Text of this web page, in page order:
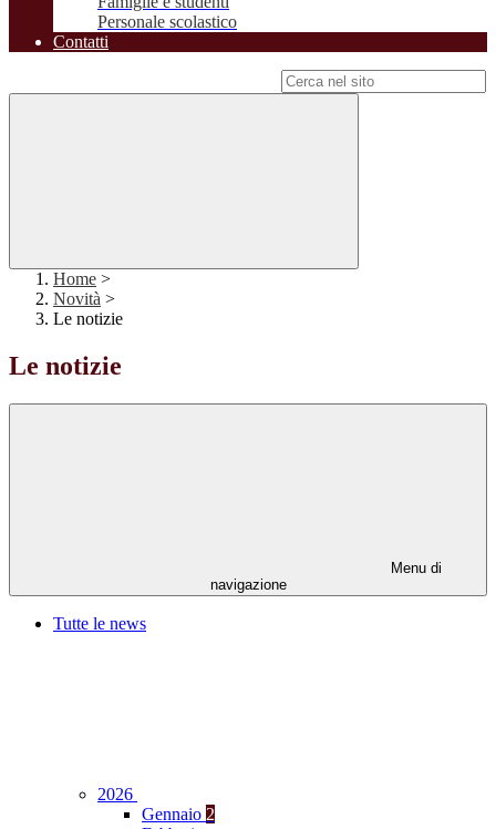
Personale scolastico
Contatti
Home >
Novità >
Le notizie
Le notizie
Menu di
navigazione
Tutte le news
2026
Gennaio 2